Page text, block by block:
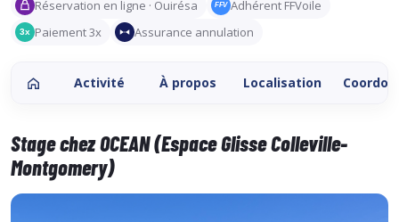
Réservation en ligne · Ouirésa
FFV Adhérent FFVoile
3x Paiement 3x Assurance annulation
Activité À propos Localisation
Stage chez OCEAN (Espace Glisse Colleville-
Montgomery)